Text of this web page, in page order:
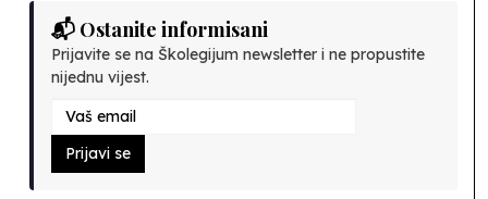
📬 Ostanite informisani
Prijavite se na Školegijum newsletter i ne propustite
nijednu vijest.
Prijavi se